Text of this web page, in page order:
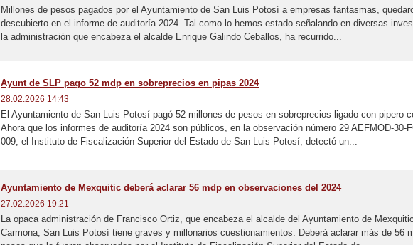
Millones de pesos pagados por el Ayuntamiento de San Luis Potosí a empresas fantasmas,
descubierto en el informe de auditoría 2024. Tal como lo hemos estado señalando en diversas
la administración que encabeza el alcalde Enrique Galindo Ceballos, ha recurrido...
Ayunt de SLP pago 52 mdp en sobreprecios en pipas 2024
28.02.2026 14:43
El Ayuntamiento de San Luis Potosí pagó 52 millones de pesos en sobreprecios ligado con pipero
Ahora que los informes de auditoría 2024 son públicos, en la observación número 29 AEFMOD-30-
009, el Instituto de Fiscalización Superior del Estado de San Luis Potosí, detectó un...
Ayuntamiento de Mexquitic deberá aclarar 56 mdp en observaciones del 2024
27.02.2026 19:21
La opaca administración de Francisco Ortiz, que encabeza el alcalde del Ayuntamiento de
Carmona, San Luis Potosí tiene graves y millonarios cuestionamientos. Deberá aclarar más de 56